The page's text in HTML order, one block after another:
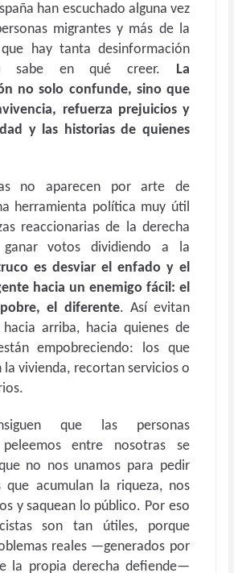
han escuchado alguna vez
migrantes y más de la
hay tanta desinformación
sabe en qué creer. La
no solo confunde, sino que
refuerza prejuicios y
y las historias de quienes
no aparecen por arte de
herramienta política muy útil
reaccionarias de la derecha
ganar votos dividiendo a la
es desviar el enfado y el
hacia un enemigo fácil: el
el diferente. Así evitan
arriba, hacia quienes de
empobreciendo: los que
la vivienda, recortan servicios o
que las personas
peleemos entre nosotras se
no nos unamos para pedir
que acumulan la riqueza, nos
y saquean lo público. Por eso
son tan útiles, porque
reales —generados por
la propia derecha defiende—